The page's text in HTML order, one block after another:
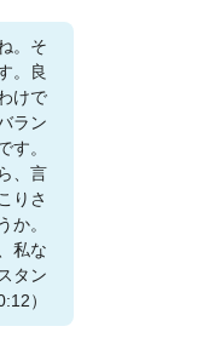
。そ
。良
けで
ラン
す。
、言
りさ
か。
私な
タン
）